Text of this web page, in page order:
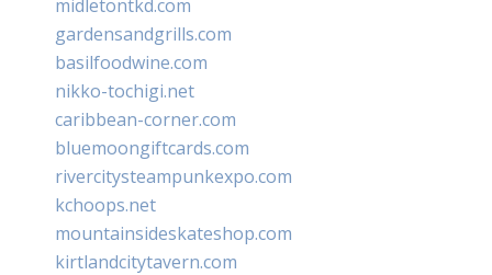
midletontkd.com
gardensandgrills.com
basilfoodwine.com
nikko-tochigi.net
caribbean-corner.com
bluemoongiftcards.com
rivercitysteampunkexpo.com
kchoops.net
mountainsideskateshop.com
kirtlandcitytavern.com